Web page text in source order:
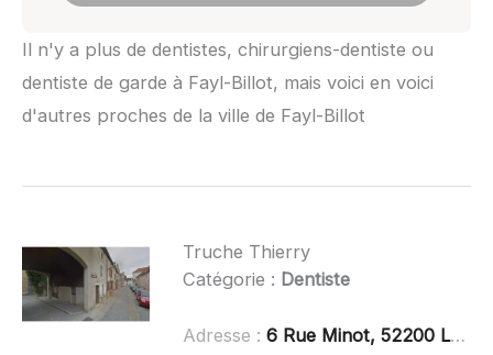
Il n'y a plus de dentistes, chirurgiens-dentiste ou
dentiste de garde à Fayl-Billot, mais voici en voici
d'autres proches de la ville de Fayl-Billot
Truche Thierry
Catégorie : Dentiste
Adresse : 6 Rue Minot, 52200 Langres